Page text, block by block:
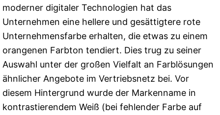
moderner digitaler Technologien hat das
Unternehmen eine hellere und gesättigtere rote
Unternehmensfarbe erhalten, die etwas zu einem
orangenen Farbton tendiert. Dies trug zu seiner
Auswahl unter der großen Vielfalt an Farblösungen
ähnlicher Angebote im Vertriebsnetz bei. Vor
diesem Hintergrund wurde der Markenname in
kontrastierendem Weiß (bei fehlender Farbe auf